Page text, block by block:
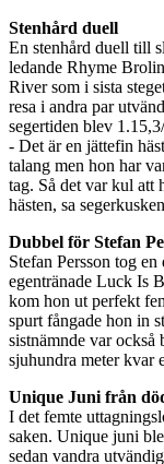
Stenhård duell
En stenhård duell till
ledande Rhyme
River som i sista
resa i andra par
segertiden blev
- Det är en jättefin
talang men hon har
tag. Så det var kul att
hästen, sa
Dubbel för Stefan
Stefan Persson tog
egentränade Luck Is
kom hon ut perfekt
spurt fångade hon in
sistnämnde var
sjuhundra meter kvar
Unique Juni från
I det femte
saken. Unique juni
sedan vandra